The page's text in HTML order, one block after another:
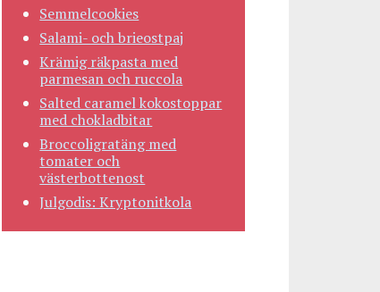
Semmelcookies
Salami- och brieostpaj
Krämig räkpasta med
parmesan och ruccola
Salted caramel kokostoppar
med chokladbitar
Broccoligratäng med
tomater och
västerbottenost
Julgodis: Kryptonitkola